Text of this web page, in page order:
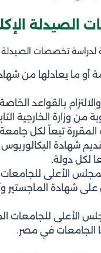
لدراسة تخصصات الصيدلة
أو ما يعادلها من
بالقواعد
من وزارة الخارجية
تبعاً لكل
تقديم شهادة
لكل دولة.
الأعلى للجامعات
على شهادة
الأعلى للجامعات
الجامعات في مصر.